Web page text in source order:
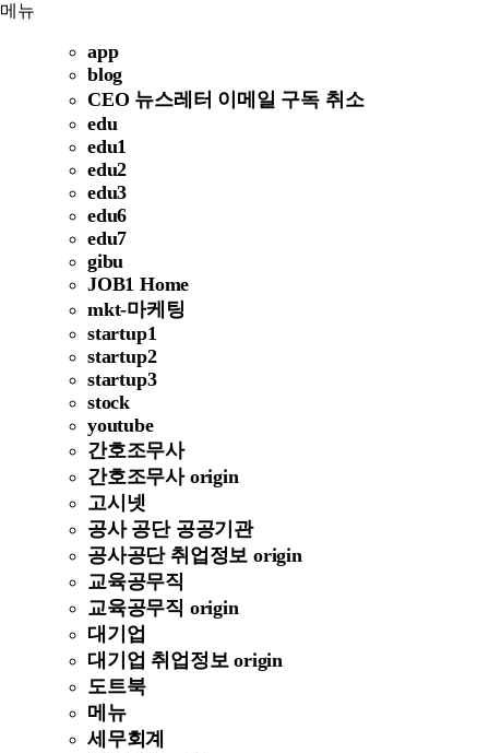
메뉴
app
blog
CEO 뉴스레터 이메일 구독 취소
edu
edu1
edu2
edu3
edu6
edu7
gibu
JOB1 Home
mkt-마케팅
startup1
startup2
startup3
stock
youtube
간호조무사
간호조무사 origin
고시넷
공사 공단 공공기관
공사공단 취업정보 origin
교육공무직
교육공무직 origin
대기업
대기업 취업정보 origin
도트북
메뉴
세무회계